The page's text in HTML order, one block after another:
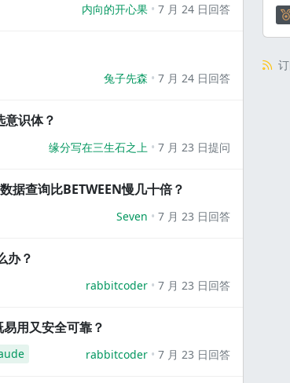
内向的开心果 7 月 24 日回答
兔子先森 7 月 24 日回答
识体？
缘分写在三生石之上 7 月 23 日提问
据查询比BETWEEN慢几十倍？
Seven 7 月 23 日回答
办？
rabbitcoder 7 月 23 日回答
用又安全可靠？
rabbitcoder 7 月 23 日回答